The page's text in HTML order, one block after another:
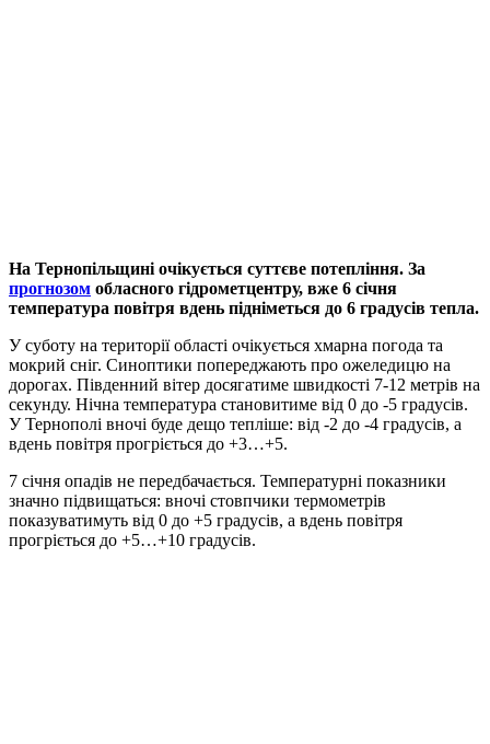
На Тернопільщині очікується суттєве потепління. За
прогнозом обласного гідрометцентру, вже 6 січня
температура повітря вдень підніметься до 6 градусів тепла.
У суботу на території області очікується хмарна погода та
мокрий сніг. Синоптики попереджають про ожеледицю на
дорогах. Південний вітер досягатиме швидкості 7-12 метрів на
секунду. Нічна температура становитиме від 0 до -5 градусів.
У Тернополі вночі буде дещо тепліше: від -2 до -4 градусів, а
вдень повітря прогріється до +3…+5.
7 січня опадів не передбачається. Температурні показники
значно підвищаться: вночі стовпчики термометрів
показуватимуть від 0 до +5 градусів, а вдень повітря
прогріється до +5…+10 градусів.